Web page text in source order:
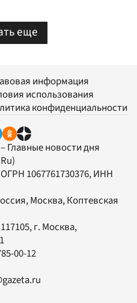
еще
информация
использования
конфиденциальности
Главные новости дня
1067761730376, ИНН
Москва, Коптевская
117105, г. Москва,
00-12